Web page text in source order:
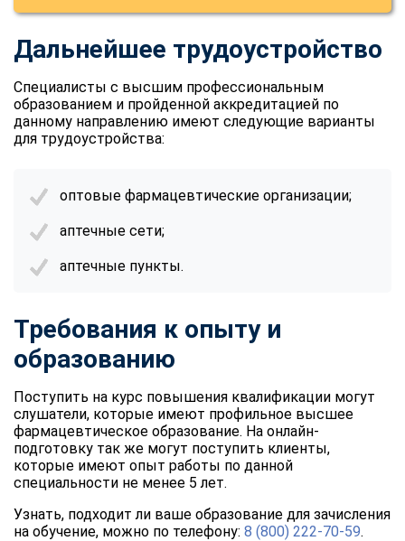
Дальнейшее трудоустройство
Специалисты с высшим профессиональным
образованием и пройденной аккредитацией по
данному направлению имеют следующие варианты
для трудоустройства:
оптовые фармацевтические организации;
аптечные сети;
аптечные пункты.
Требования к опыту и
образованию
Поступить на курс повышения квалификации могут
слушатели, которые имеют профильное высшее
фармацевтическое образование. На онлайн-
подготовку так же могут поступить клиенты,
которые имеют опыт работы по данной
специальности не менее 5 лет.
Узнать, подходит ли ваше образование для зачисления
на обучение, можно по телефону: 8 (800) 222-70-59.